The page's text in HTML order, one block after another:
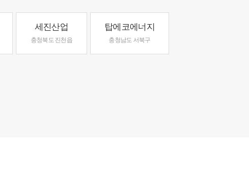
세진산업
충청북도 진천읍
탑에코에너지
충청남도 서북구